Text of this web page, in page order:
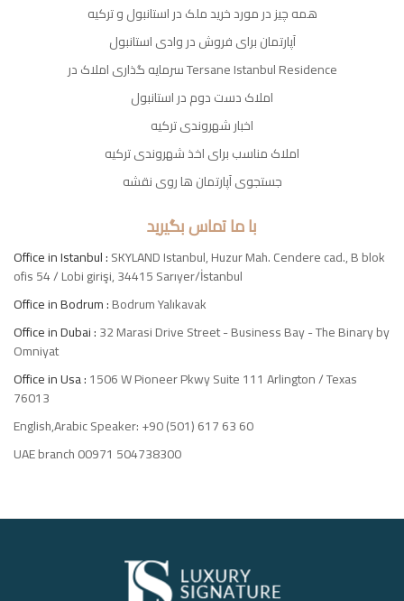
همه چیز در مورد خرید ملک در استانبول و ترکیه
آپارتمان برای فروش در وادی استانبول
سرمایه گذاری املاک در Tersane Istanbul Residence
املاک دست دوم در استانبول
اخبار شهروندی ترکیه
املاک مناسب برای اخذ شهروندی ترکیه
جستجوی آپارتمان ها روی نقشه
با ما تماس بگیرید
Office in Istanbul :SKYLAND Istanbul, Huzur Mah. Cendere cad., B blok
ofis 54 / Lobi girişi, 34415 Sarıyer/İstanbul
Office in Bodrum :Bodrum Yalıkavak
Office in Dubai :32 Marasi Drive Street - Business Bay - The Binary by
Omniyat
Office in Usa :1506 W Pioneer Pkwy Suite 111 Arlington / Texas
76013
English,Arabic Speaker: +90 (501) 617 63 60
UAE branch 00971 504738300